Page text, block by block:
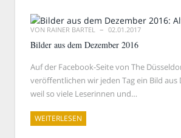
VON RAINER BARTEL 02.01.2017
Bilder aus dem Dezember 2016
Auf der Facebook-Seite von The
veröffentlichen wir jeden Tag ein Bild aus
weil so viele Leserinnen und…
WEITERLESEN